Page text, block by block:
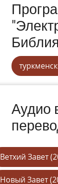
Аудио
Ветхий Завет
Новый Завет